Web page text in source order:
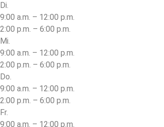
Di.
9:00 a.m. – 12:00 p.m.
2:00 p.m. – 6:00 p.m.
Mi.
9:00 a.m. – 12:00 p.m.
2:00 p.m. – 6:00 p.m.
Do.
9:00 a.m. – 12:00 p.m.
2:00 p.m. – 6:00 p.m.
Fr.
9:00 a.m. – 12:00 p.m.